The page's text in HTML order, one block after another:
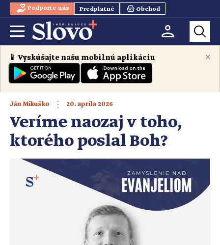
Podporte nás Predplatné Obchod
×
📱 Vyskúšajte našu mobilnú aplikáciu
Ján Mikuško 20. apríla 2026
Veríme naozaj v toho,
ktorého poslal Boh?